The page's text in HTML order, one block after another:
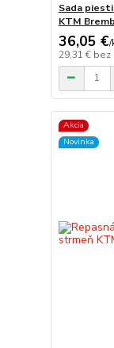
Sada
KTM
36,05 €/
29,31 € bez
Akcia
Novinka